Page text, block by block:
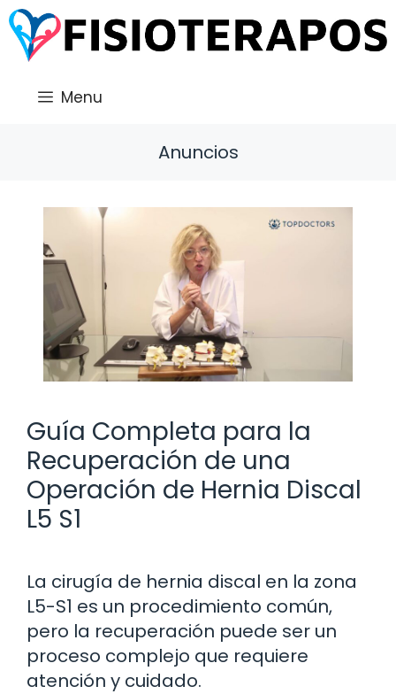
Saltar
al
contenido
Menu
Anuncios
Guía Completa para la
Recuperación de una
Operación de Hernia Discal
L5 S1
La cirugía de hernia discal en la zona
L5-S1 es un procedimiento común,
pero la recuperación puede ser un
proceso complejo que requiere
atención y cuidado.